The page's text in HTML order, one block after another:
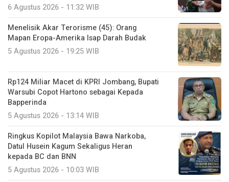
6 Agustus 2026 - 11:32 WIB
Menelisik Akar Terorisme (45): Orang
Mapan Eropa-Amerika Isap Darah Budak
5 Agustus 2026 - 19:25 WIB
Rp124 Miliar Macet di KPRI Jombang, Bupati
Warsubi Copot Hartono sebagai Kepada
Bapperinda
5 Agustus 2026 - 13:14 WIB
Ringkus Kopilot Malaysia Bawa Narkoba,
Datul Husein Kagum Sekaligus Heran
kepada BC dan BNN
5 Agustus 2026 - 10:03 WIB